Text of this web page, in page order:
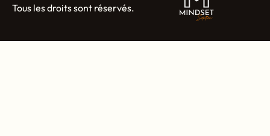
Tous les droits sont réservés.